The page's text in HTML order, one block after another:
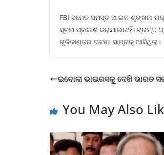
FBI ସମେତ ସମସ୍ତ ଆଇନ ଶୃଙ୍ଖଳା
ସୂଚନା ପ୍ରକାଶ କରାଯାଇନାହିଁ।
ଗୁଳିକାଣ୍ଡର ଘଟଣା ସାମ୍ନାକୁ ଆସିଥିଲା।
ଇବୋଲା ଭାଇରସକୁ ଦେଖି ଭାରତ
You May Also